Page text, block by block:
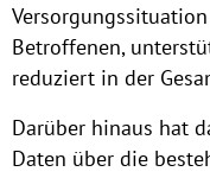
Betroffenen,
reduziert in der
Darüber hinaus hat
Daten über die